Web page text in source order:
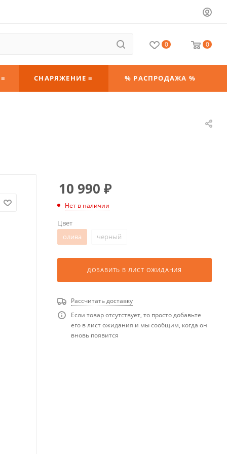
0 0
СНАРЯЖЕНИЕ ≡ % РАСПРОДАЖА %
10 990 ₽
Нет в наличии
Цвет
олива
черный
ДОБАВИТЬ В ЛИСТ ОЖИДАНИЯ
Рассчитать доставку
Если товар отсутствует, то просто добавьте
его в лист ожидания и мы сообщим, когда он
вновь появится